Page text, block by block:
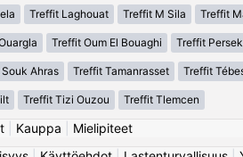
Treffit Laghouat Treffit M Sila Treffit
Treffit Oum El Bouaghi Treffit
Ahras Treffit Tamanrasset Treffit
Treffit Tizi Ouzou Treffit Tlemcen
Kauppa
Mielipiteet